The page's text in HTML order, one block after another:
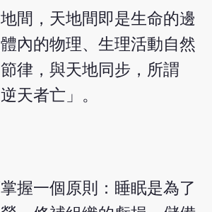
間，天地間即是生命的邊
內的物理、生理活動自然
律，與天地同步，所謂
天者亡」。
握一個原則：睡眠是為了